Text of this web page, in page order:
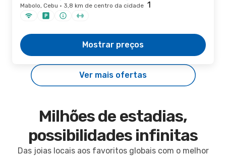
Mabolo, Cebu · 3,8 km de centro da cidade
Mostrar preços
Ver mais ofertas
Milhões de estadias,
possibilidades infinitas
Das joias locais aos favoritos globais com o melhor